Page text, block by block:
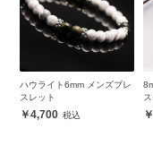
ハウライト6mm メンズブレ
スレット
4,700